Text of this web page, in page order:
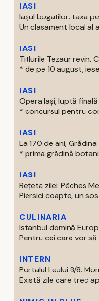
IASI
Iașul bogaților: taxa
Un clasament local al
IASI
Titlurile Tezaur revin.
* de pe 10 august,
IASI
Opera Iași, luptă
* concursul pentru
IASI
La 170 de ani,
* prima grădină
IASI
Rețeta zilei: Pêches
Piersici coapte, un
CULINARIA
Istanbul domină
Pentru cei care vor
INTERN
Portalul Leului 8/8.
Există zile care trec